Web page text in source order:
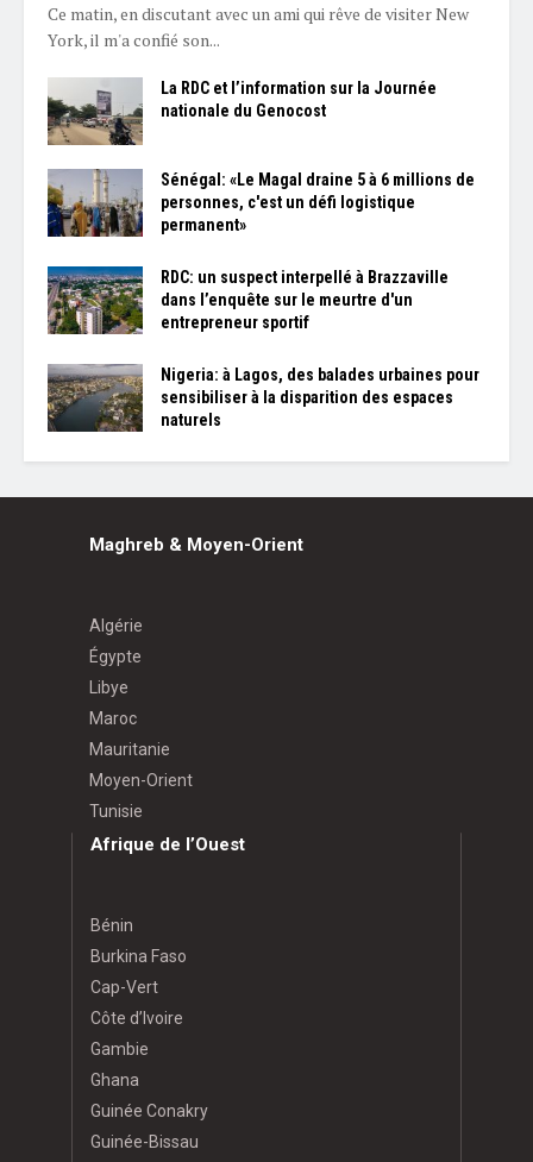
Ce matin, en discutant avec un ami qui rêve de visiter New
York, il m'a confié son...
La RDC et l’information sur la Journée
nationale du Genocost
Sénégal: «Le Magal draine 5 à 6 millions de
personnes, c'est un défi logistique
permanent»
RDC: un suspect interpellé à Brazzaville
dans l’enquête sur le meurtre d'un
entrepreneur sportif
Nigeria: à Lagos, des balades urbaines pour
sensibiliser à la disparition des espaces
naturels
Maghreb & Moyen-Orient
Algérie
Égypte
Libye
Maroc
Mauritanie
Moyen-Orient
Tunisie
Afrique de l’Ouest
Bénin
Burkina Faso
Cap-Vert
Côte d’Ivoire
Gambie
Ghana
Guinée Conakry
Guinée-Bissau